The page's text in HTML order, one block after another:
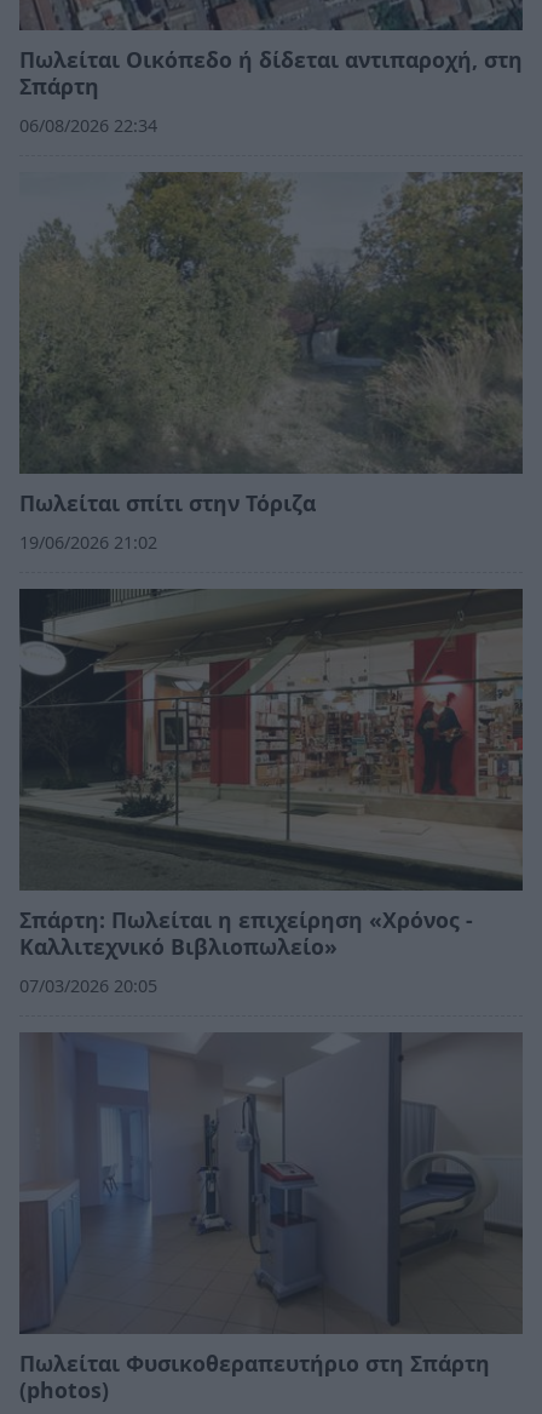
Πωλείται Οικόπεδο ή δίδεται αντιπαροχή, στη
Σπάρτη
06/08/2026 22:34
Πωλείται σπίτι στην Τόριζα
19/06/2026 21:02
Σπάρτη: Πωλείται η επιχείρηση «Χρόνος -
Καλλιτεχνικό Βιβλιοπωλείο»
07/03/2026 20:05
Πωλείται Φυσικοθεραπευτήριο στη Σπάρτη
(photos)